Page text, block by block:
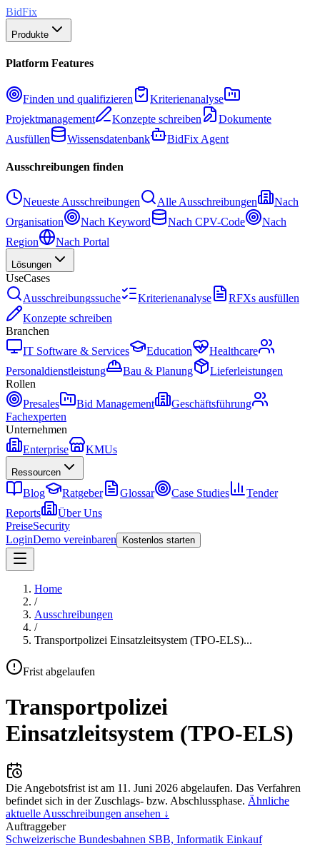
BidFix
Produkte
Platform Features
Finden und qualifizieren
Kriterienanalyse
Projektmanagement
Konzepte schreiben
Dokumente
Ausfüllen
Wissensdatenbank BidFix Agent
Ausschreibungen finden
Neueste Ausschreibungen Alle Ausschreibungen
Nach
Organisation
Nach Keyword Nach CPV-Code
Nach
Region
Nach Portal
Lösungen
UseCases
Ausschreibungssuche
Kriterienanalyse
RFXs ausfüllen
Konzepte schreiben
Branchen
IT Software & Services
Education
Healthcare
Personaldienstleistung
Bau & Planung
Lieferleistungen
Rollen
Presales
Bid Management
Geschäftsführung
Fachexperten
Unternehmen
Enterprise
KMUs
Ressourcen
Blog Ratgeber Glossar Case Studies
Tender
Reports
Über Uns
PreiseSecurity
LoginDemo vereinbaren Kostenlos starten
Home
/
Ausschreibungen
/
Transportpolizei Einsatzleitsystem (TPO-ELS)...
Frist abgelaufen
Transportpolizei
Einsatzleitsystem (TPO-ELS)
Die Angebotsfrist ist am 11. Juni 2026 abgelaufen. Das Verfahren
befindet sich in der Zuschlags- bzw. Abschlussphase. Ähnliche
aktuelle Ausschreibungen ansehen ↓
Auftraggeber
Schweizerische Bundesbahnen SBB, Informatik Einkauf